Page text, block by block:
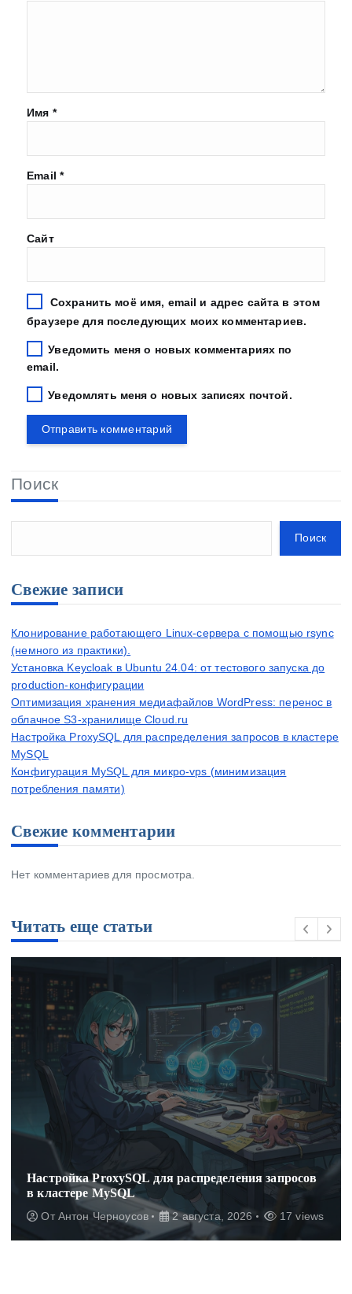
Имя *
Email *
Сайт
Сохранить моё имя, email и адрес сайта в этом
браузере для последующих моих комментариев.
Уведомить меня о новых комментариях по
email.
Уведомлять меня о новых записях почтой.
Поиск
Поиск
Свежие записи
Клонирование работающего Linux-сервера с помощью rsync
(немного из практики).
Установка Keycloak в Ubuntu 24.04: от тестового запуска до
production-конфигурации
Оптимизация хранения медиафайлов WordPress: перенос в
облачное S3-хранилище Cloud.ru
Настройка ProxySQL для распределения запросов в кластере
MySQL
Конфигурация MySQL для микро-vps (минимизация
потребления памяти)
Свежие комментарии
Нет комментариев для просмотра.
Читать еще статьи
Настройка ProxySQL для распределения запросов
в кластере MySQL
От Антон Черноусов 2 августа, 2026 17 views